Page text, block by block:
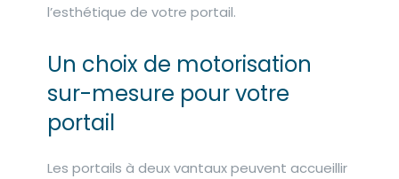
l’esthétique de votre portail.
Un choix de motorisation
sur-mesure pour votre
portail
Les portails à deux vantaux peuvent accueillir